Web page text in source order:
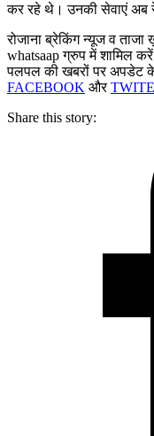
कर रहे थे। उनकी सेवाएं अब
रोजाना ब्रेकिंग न्यूज व
whatsaap ग्रुप में शामिल करें
पलपल की खबरों पर अपडेट
FACEBOOK और
Share this story: